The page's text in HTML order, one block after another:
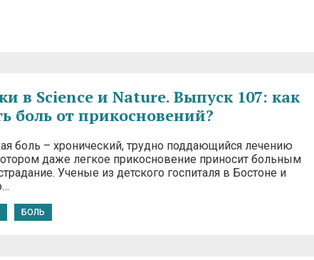
в Science и Nature. Выпуск 107: как
боль от прикосновений?
боль – хронический, трудно поддающийся лечению
даже легкое прикосновение приносит больным
Ученые из детского госпиталя в Бостоне и
БОЛЬ